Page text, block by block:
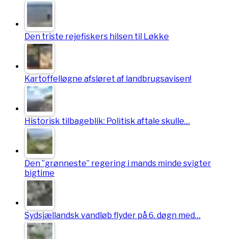
Den triste rejefiskers hilsen til Løkke
Kartoffelløgne afsløret af landbrugsavisen!
Historisk tilbageblik: Politisk aftale skulle…
Den ”grønneste” regering i mands minde svigter
bigtime
Sydsjællandsk vandløb flyder på 6. døgn med…